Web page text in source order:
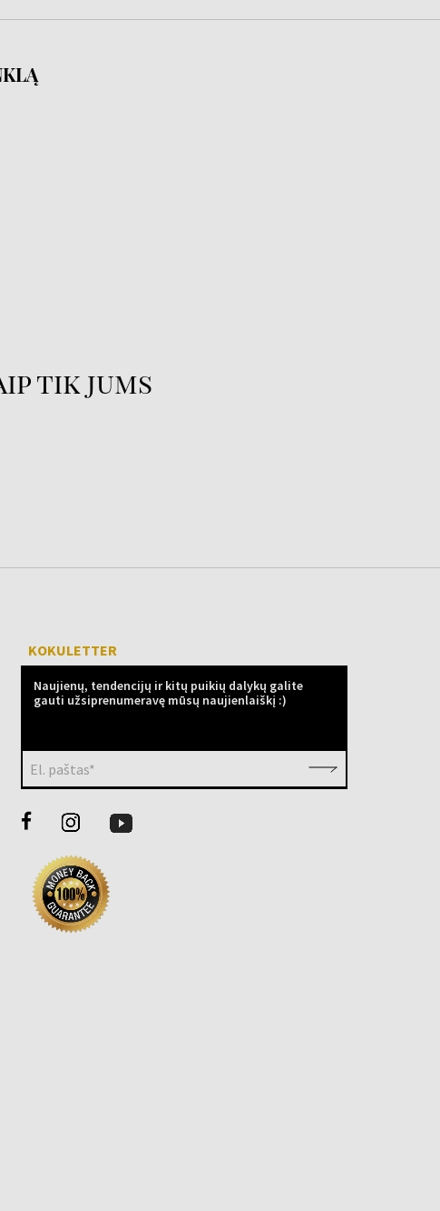
tik jums
KOKULETTER
Naujienų, tendencijų ir kitų puikių dalykų galite
gauti užsiprenumeravę mūsų naujienlaiškį :)
El. paštas*